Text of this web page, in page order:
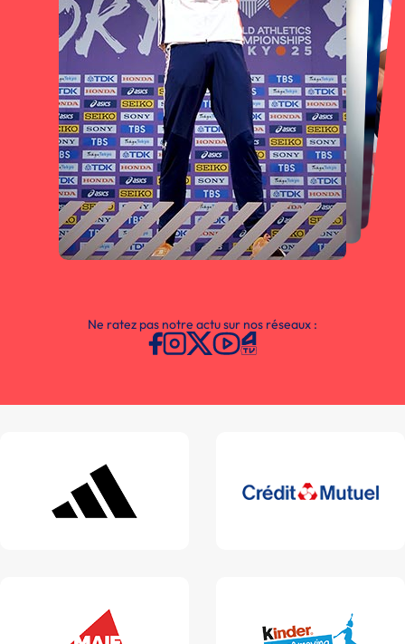
Ne ratez pas notre actu sur nos réseaux :